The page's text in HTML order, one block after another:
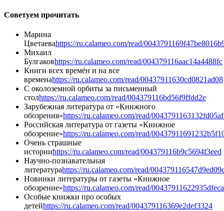
Советуем прочитать
Марина
Цветаеваhttps://ru.calameo.com/read/
Михаил
Булгаковhttps://ru.calameo.com/read/004379116aac14a4488fc
Книги всех времён и на все
временаhttps://ru.calameo.com/read/00437911630cd0821ad08
С околоземной орбиты за письменный
столhttps://ru.calameo.com/read/004379116bd56f9ffdd2e
Зарубежная литература от «Книжного
обозрения»https://ru.calameo.com/read/
Российская литература от газеты «Книжное
обозрение»https://ru.calameo.com/read/
Очень страшные
историиhttps://ru.calameo.com/read/004379116b9c5694f3eed
Научно-познавательная
литератураhttps://ru.calameo.com/read/
Новинки литературы от газеты «Книжное
обозрение»https://ru.calameo.com/read/
Особые книжки про особых
детейhttps://ru.calameo.com/read/004379116369e2def3324